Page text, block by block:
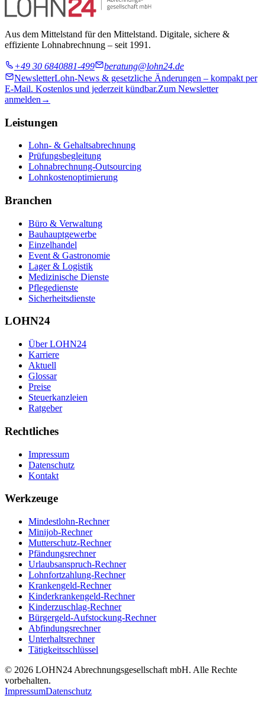
Aus dem Mittelstand für den Mittelstand. Digitale, sichere &
effiziente Lohnabrechnung – seit 1991.
+49 30 6840881-499
beratung@lohn24.de
NewsletterLohn-News & gesetzliche Änderungen – kompakt per
E-Mail. Kostenlos und jederzeit kündbar.Zum Newsletter
anmelden →
Leistungen
Lohn- & Gehaltsabrechnung
Prüfungsbegleitung
Lohnabrechnung-Outsourcing
Lohnkostenoptimierung
Branchen
Büro & Verwaltung
Bauhauptgewerbe
Einzelhandel
Event & Gastronomie
Lager & Logistik
Medizinische Dienste
Pflegedienste
Sicherheitsdienste
LOHN24
Über LOHN24
Karriere
Aktuell
Glossar
Preise
Steuerkanzleien
Ratgeber
Rechtliches
Impressum
Datenschutz
Kontakt
Werkzeuge
Mindestlohn-Rechner
Minijob-Rechner
Mutterschutz-Rechner
Pfändungsrechner
Urlaubsanspruch-Rechner
Lohnfortzahlung-Rechner
Krankengeld-Rechner
Kinderkrankengeld-Rechner
Kinderzuschlag-Rechner
Bürgergeld-Aufstockung-Rechner
Abfindungsrechner
Unterhaltsrechner
Tätigkeitsschlüssel
© 2026 LOHN24 Abrechnungsgesellschaft mbH. Alle Rechte
vorbehalten.
ImpressumDatenschutz